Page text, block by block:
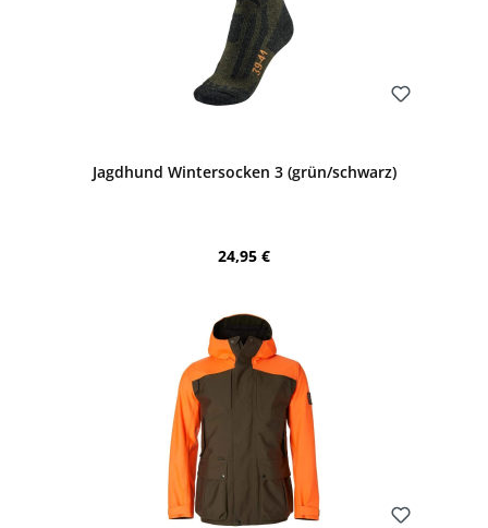
Jagdhund Wintersocken 3 (grün/schwarz)
Regulärer Preis:
24,95 €